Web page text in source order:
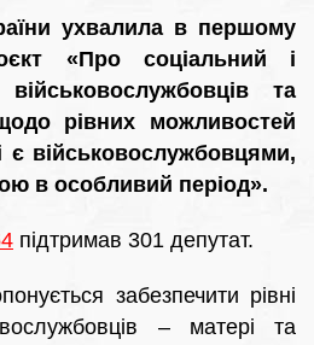
ухвалила в першому
«Про соціальний і
та
рівних можливостей
є військовослужбовцями,
в особливий період».
підтримав 301 депутат.
забезпечити рівні
– матері та